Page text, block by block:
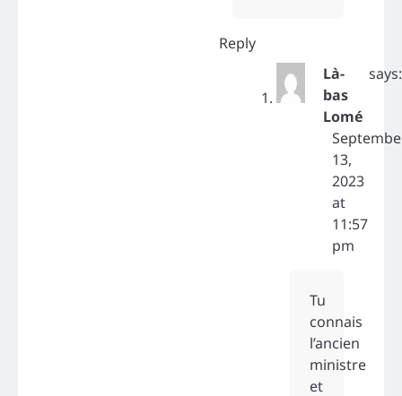
Reply
Là-
bas
Lomé
says:
13,
2023
at
11:57
pm
Tu
connais
l’ancien
ministre
et